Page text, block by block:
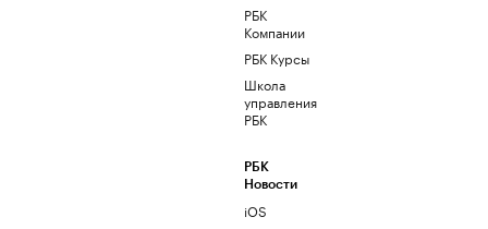
РБК
Компании
РБК Курсы
Школа
управления
РБК
РБК
Новости
iOS